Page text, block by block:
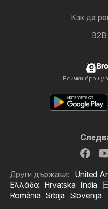
Как да
Всички
Други държави: United
Ελλάδα Hrvatska India
România Srbija Slovenija